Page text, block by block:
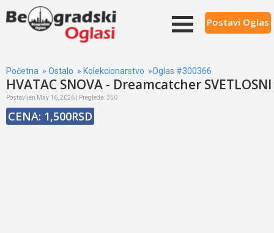
Postavi Oglas
Početna » Ostalo » Kolekcionarstvo »Oglas #300366
HVATAC SNOVA - Dreamcatcher SVETLOSNI
Postavljen May 16, 2026 | Pregleda: 350
CENA: 1,500RSD